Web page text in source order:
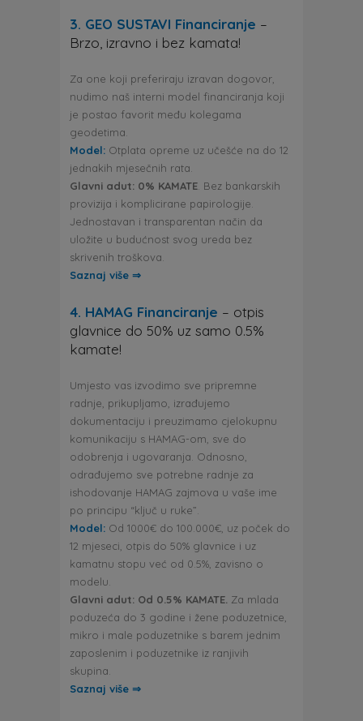
3. GEO SUSTAVI Financiranje –
Brzo, izravno i bez kamata!
Za one koji preferiraju izravan dogovor,
nudimo naš interni model financiranja koji
je postao favorit među kolegama
geodetima.
Model: Otplata opreme uz učešće na do 12
jednakih mjesečnih rata.
Glavni adut: 0% KAMATE . Bez bankarskih
provizija i komplicirane papirologije.
Jednostavan i transparentan način da
uložite u budućnost svog ureda bez
skrivenih troškova.
Saznaj više ⇒
4. HAMAG Financiranje – otpis
glavnice do 50% uz samo 0.5%
kamate!
Umjesto vas izvodimo sve pripremne
radnje, prikupljamo, izrađujemo
dokumentaciju i preuzimamo cjelokupnu
komunikaciju s HAMAG-om, sve do
odobrenja i ugovaranja. Odnosno,
odrađujemo sve potrebne radnje za
ishodovanje HAMAG zajmova u vaše ime
po principu “ključ u ruke”.
Model: Od 1000€ do 100.000€, uz poček do
12 mjeseci, otpis do 50% glavnice i uz
kamatnu stopu već od 0.5%, zavisno o
modelu.
Glavni adut: Od 0.5% KAMATE. Za mlada
poduzeća do 3 godine i žene poduzetnice,
mikro i male poduzetnike s barem jednim
zaposlenim i poduzetnike iz ranjivih
skupina.
Saznaj više ⇒